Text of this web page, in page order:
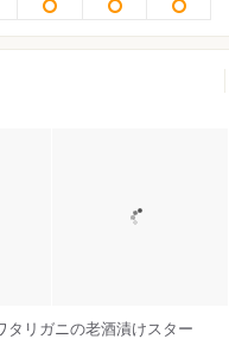
タリガニの老酒漬けスター